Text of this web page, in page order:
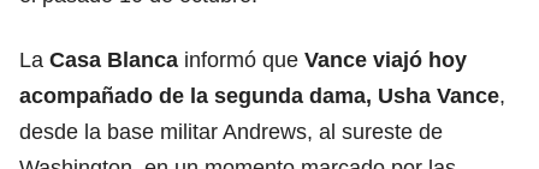
La Casa Blanca informó que Vance viajó hoy
acompañado de la segunda dama, Usha Vance,
desde la base militar Andrews, al sureste de